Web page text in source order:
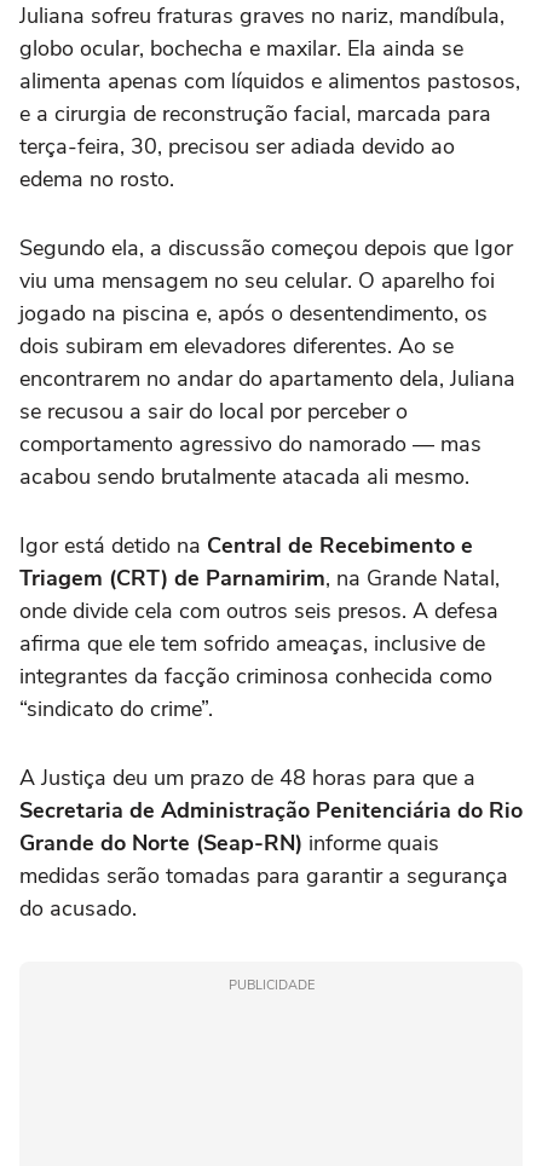
Juliana sofreu fraturas graves no nariz, mandíbula,
globo ocular, bochecha e maxilar. Ela ainda se
alimenta apenas com líquidos e alimentos pastosos,
e a cirurgia de reconstrução facial, marcada para
terça-feira, 30, precisou ser adiada devido ao
edema no rosto.
Segundo ela, a discussão começou depois que Igor
viu uma mensagem no seu celular. O aparelho foi
jogado na piscina e, após o desentendimento, os
dois subiram em elevadores diferentes. Ao se
encontrarem no andar do apartamento dela, Juliana
se recusou a sair do local por perceber o
comportamento agressivo do namorado — mas
acabou sendo brutalmente atacada ali mesmo.
Igor está detido na Central de Recebimento e
Triagem (CRT) de Parnamirim, na Grande Natal,
onde divide cela com outros seis presos. A defesa
afirma que ele tem sofrido ameaças, inclusive de
integrantes da facção criminosa conhecida como
“sindicato do crime”.
A Justiça deu um prazo de 48 horas para que a
Secretaria de Administração Penitenciária do Rio
Grande do Norte (Seap-RN) informe quais
medidas serão tomadas para garantir a segurança
do acusado.
PUBLICIDADE